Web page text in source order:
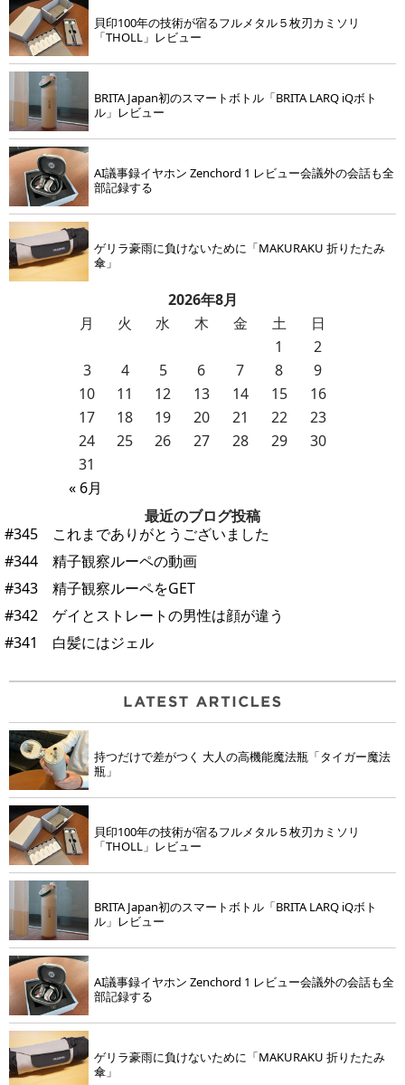
貝印100年の技術が宿るフルメタル５枚刃カミソリ
「THOLL」レビュー
BRITA Japan初のスマートボトル「BRITA LARQ iQボト
ル」レビュー
AI議事録イヤホン Zenchord 1 レビュー会議外の会話も全
部記録する
ゲリラ豪雨に負けないために「MAKURAKU 折りたたみ
傘」
2026年8月
月
火 水 木 金 土 日
« 6月
1
2
3
4 5 6 7 8
9
10
11 12 13 14 15
16
17
18 19 20 21 22
23
24
25 26 27 28 29
30
31
最近のブログ投稿
#345 これまでありがとうございました
#344 精子観察ルーペの動画
#343 精子観察ルーペをGET
#342 ゲイとストレートの男性は顔が違う
#341 白髪にはジェル
持つだけで差がつく 大人の高機能魔法瓶「タイガー魔法
瓶」
貝印100年の技術が宿るフルメタル５枚刃カミソリ
「THOLL」レビュー
BRITA Japan初のスマートボトル「BRITA LARQ iQボト
ル」レビュー
AI議事録イヤホン Zenchord 1 レビュー会議外の会話も全
部記録する
ゲリラ豪雨に負けないために「MAKURAKU 折りたたみ
傘」